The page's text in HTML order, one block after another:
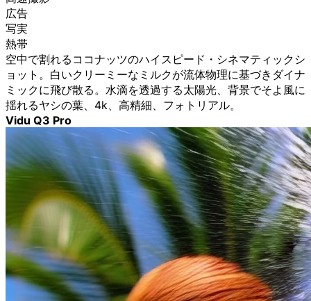
広告
写実
熱帯
空中で割れるココナッツのハイスピード・シネマティックシ
ョット。白いクリーミーなミルクが流体物理に基づきダイナ
ミックに飛び散る。水滴を透過する太陽光、背景でそよ風に
揺れるヤシの葉、4k、高精細、フォトリアル。
Vidu Q3 Pro